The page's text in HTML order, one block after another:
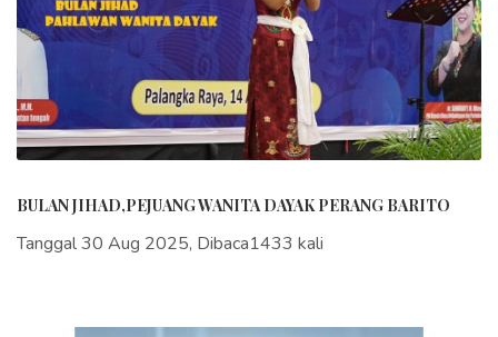
BULAN JIHAD,PEJUANG WANITA DAYAK PERANG BARITO
Tanggal 30 Aug 2025, Dibaca1433 kali